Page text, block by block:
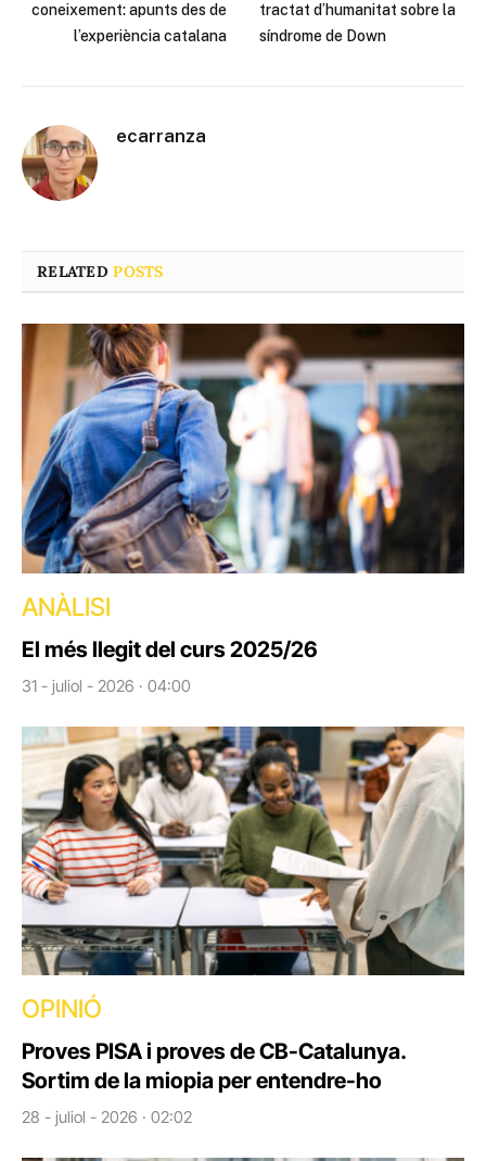
coneixement: apunts des de
l’experiència catalana
tractat d’humanitat sobre la
síndrome de Down
ecarranza
RELATEDPOSTS
ANÀLISI
El més llegit del curs 2025/26
31 - juliol - 2026 · 04:00
OPINIÓ
Proves PISA i proves de CB-Catalunya.
Sortim de la miopia per entendre-ho
28 - juliol - 2026 · 02:02